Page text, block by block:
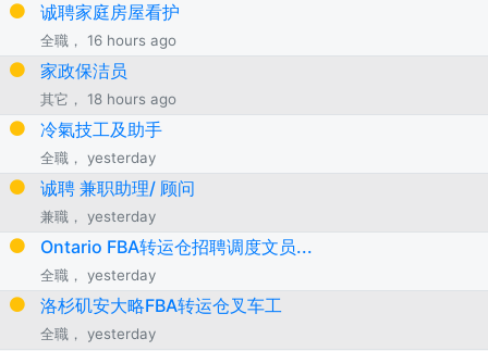
诚聘家庭房屋看护
全職， 16 hours ago
家政保洁员
其它， 18 hours ago
冷氣技工及助手
全職， yesterday
诚聘 兼职助理/ 顾问
兼職， yesterday
Ontario FBA转运仓招聘调度文员...
全職， yesterday
洛杉矶安大略FBA转运仓叉车工
全職， yesterday